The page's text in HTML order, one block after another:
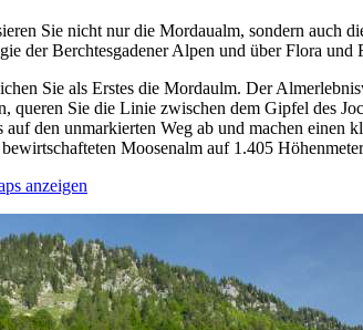
Sie nicht nur die Mordaualm, sondern auch
der Berchtesgadener Alpen und über Flora und
Sie als Erstes die Mordaulm. Der
queren Sie die Linie zwischen dem Gipfel des
den unmarkierten Weg ab und machen
Moosenalm auf 1.405
anzeigen